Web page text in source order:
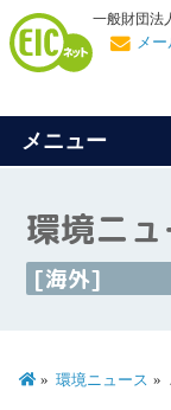
一般財団法
メ
メニュー
環境ニ
[海外]
環境ニュース